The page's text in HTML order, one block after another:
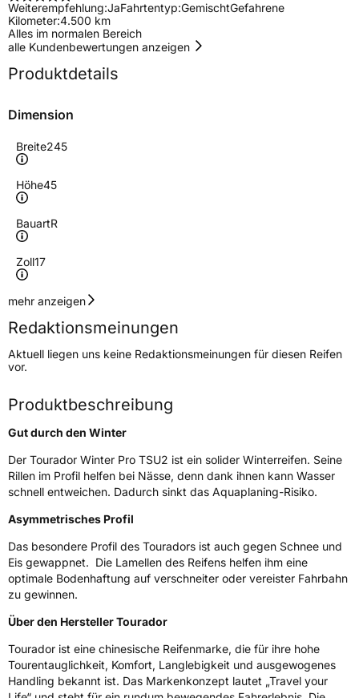
Weiterempfehlung:JaFahrtentyp:GemischtGefahrene
Kilometer:4.500 km
Alles im normalen Bereich
alle Kundenbewertungen anzeigen
Produktdetails
Dimension
Breite245
Höhe45
BauartR
Zoll17
Geschwindigkeitsindex
Höchstgeschwindigkeit
240 km/h
Lastindex99
Höchstlast775 kg
Gewicht (in kg) 11 kg
Generelle Merkmale
FahrzeugtypPKW
VerwendungWinterreifen
FahrzeugartPKW & SUV
SchlauchtypTL
ZustandNeureifen
mehr anzeigen
Redaktionsmeinungen
Aktuell liegen uns keine Redaktionsmeinungen für diesen Reifen
vor.
Produktbeschreibung
Gut durch den Winter
Der Tourador Winter Pro TSU2 ist ein solider Winterreifen. Seine
Rillen im Profil helfen bei Nässe, denn dank ihnen kann Wasser
schnell entweichen. Dadurch sinkt das Aquaplaning-Risiko.
Asymmetrisches Profil
Das besondere Profil des Touradors ist auch gegen Schnee und
Eis gewappnet. Die Lamellen des Reifens helfen ihm eine
optimale Bodenhaftung auf verschneiter oder vereister Fahrbahn
zu gewinnen.
Über den Hersteller Tourador
Tourador ist eine chinesische Reifenmarke, die für ihre hohe
Tourentauglichkeit, Komfort, Langlebigkeit und ausgewogenes
Handling bekannt ist. Das Markenkonzept lautet „Travel your